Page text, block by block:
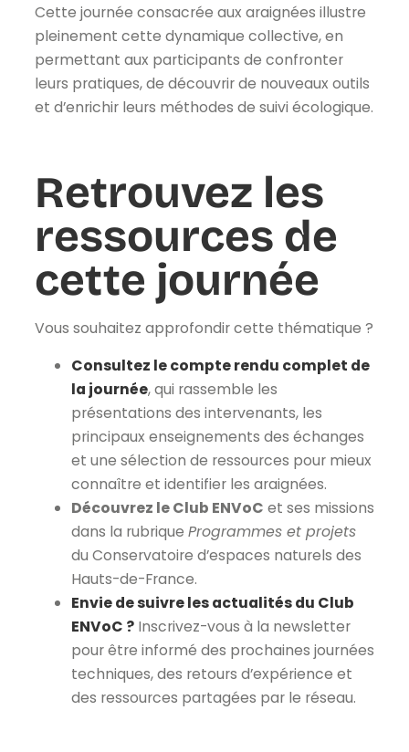
Cette journée consacrée aux araignées illustre
pleinement cette dynamique collective, en
permettant aux participants de confronter
leurs pratiques, de découvrir de nouveaux outils
et d’enrichir leurs méthodes de suivi écologique.
Retrouvez les
ressources de
cette journée
Vous souhaitez approfondir cette thématique ?
Consultez le compte rendu complet de
la journée, qui rassemble les
présentations des intervenants, les
principaux enseignements des échanges
et une sélection de ressources pour mieux
connaître et identifier les araignées.
Découvrez le Club ENVoC et ses missions
dans la rubrique Programmes et projets
du Conservatoire d’espaces naturels des
Hauts-de-France.
Envie de suivre les actualités du Club
ENVoC ? Inscrivez-vous à la newsletter
pour être informé des prochaines journées
techniques, des retours d’expérience et
des ressources partagées par le réseau.